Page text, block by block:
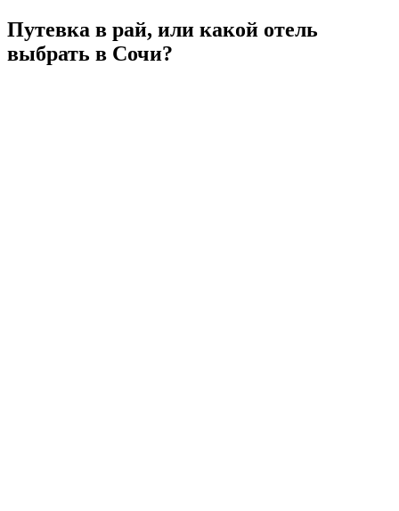
Путевка в рай, или какой отель
выбрать в Сочи?